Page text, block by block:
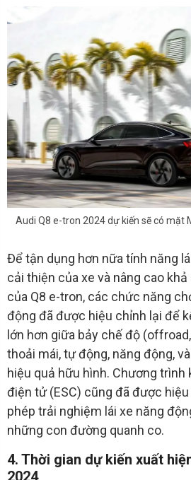
Audi Q8 e-tron 2024 dự kiến sẽ có mặt
Để tận dụng hơn nữa tính năng
cải thiện của xe và nâng cao
của Q8 e-tron, các chức năng
động đã được hiệu chỉnh lại để
lớn hơn giữa bảy chế độ
thoải mái, tự động, năng động,
hiệu quả hữu hình. Chương trình
điện tử (ESC) cũng đã được
phép trải nghiệm lái xe năng
những con đường quanh co.
4. Thời gian dự kiến xuất